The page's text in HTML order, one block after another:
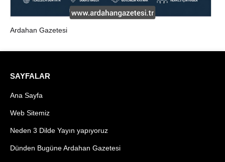
Ardahan Gazetesi
SAYFALAR
Ana Sayfa
Web Sitemiz
Neden 3 Dilde Yayın yapıyoruz
Dünden Bugüne Ardahan Gazetesi